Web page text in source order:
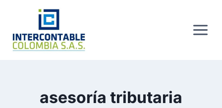
content
asesoría tributaria